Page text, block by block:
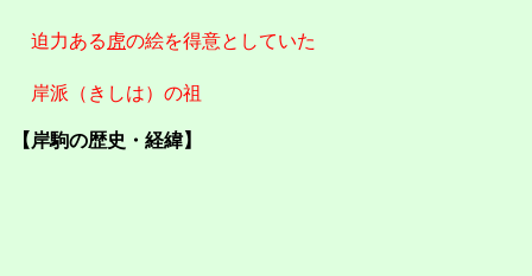
迫力ある 虎の絵を得意としていた
岸派（きしは）の祖
【岸駒の歴史・経緯】